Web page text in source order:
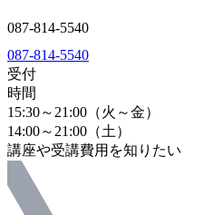
087-814-5540
087-814-5540
受付
時間
15:30～21:00（火～金）
14:00～21:00（土）
講座や受講費用を知りたい